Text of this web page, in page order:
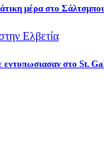
μέρα στο
εντυπωσιασαν στο St.